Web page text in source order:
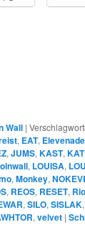
Wall |
, EAT, Elevenade
,JUMS,KAST,
, LOUISA,
,Monkey,
, REOS, RESET,
,SILO,SISLAK
,velvet |